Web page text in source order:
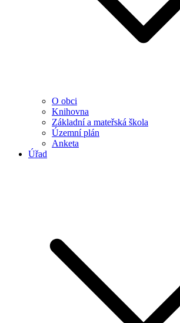
O obci
Knihovna
Základní a mateřská škola
Územní plán
Anketa
Úřad